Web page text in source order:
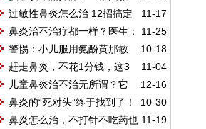
你分清是感冒还是过敏性鼻炎
11-17
过敏性鼻炎怎么治 12招搞定
鼻炎
11-25
鼻炎治不治疗都一样？医生：
这4个治疗方法帮你根治它
10-18
警惕：小儿服用氨酚黄那敏
颗粒可能导致肝损害！
11-04
赶走鼻炎，不花1分钱，这3
个方法，你能坚持1个，就会见效！
12-16
儿童鼻炎治不治无所谓？它
的危害超乎你的想象！
10-30
鼻炎的“死对头”终于找到了！
经常闻一闻，鼻炎慢慢好起来11-19
鼻炎怎么治，不打针不吃药也